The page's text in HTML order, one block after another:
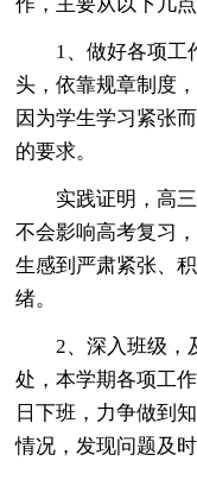
1、做好各项工
头，依靠规章制度
因为学生学习紧张
的要求。
实践证明，高
不会影响高考复习
生感到严肃紧张、
绪。
2、深入班级，
处，本学期各项工
日下班，力争做到
情况，发现问题及